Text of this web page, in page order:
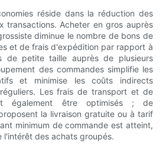
réside dans la réduction des
transactions. Acheter en gros auprès
diminue le nombre de bons de
et de frais d'expédition par rapport à
de petite taille auprès de plusieurs
des commandes simplifie les
et minimise les coûts indirects
Les frais de transport et de
également être optimisés ; de
la livraison gratuite ou à tarif
minimum de commande est atteint,
l'intérêt des achats groupés.